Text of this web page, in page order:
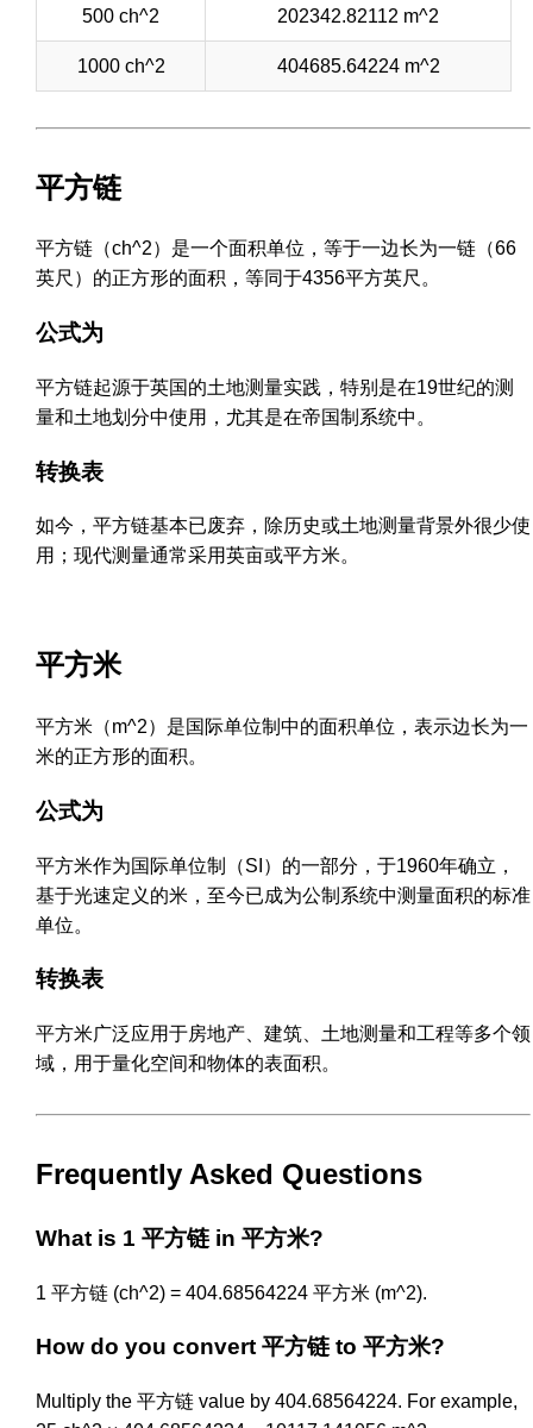
500 ch^2 202342.82112 m^2
1000 ch^2 404685.64224 m^2
平方链
平方链（ch^2）是一个面积单位，等于一边长为一链（66
英尺）的正方形的面积，等同于4356平方英尺。
公式为
平方链起源于英国的土地测量实践，特别是在19世纪的测
量和土地划分中使用，尤其是在帝国制系统中。
转换表
如今，平方链基本已废弃，除历史或土地测量背景外很少使
用；现代测量通常采用英亩或平方米。
平方米
平方米（m^2）是国际单位制中的面积单位，表示边长为一
米的正方形的面积。
公式为
平方米作为国际单位制（SI）的一部分，于1960年确立，
基于光速定义的米，至今已成为公制系统中测量面积的标准
单位。
转换表
平方米广泛应用于房地产、建筑、土地测量和工程等多个领
域，用于量化空间和物体的表面积。
Frequently Asked Questions
What is 1 平方链 in 平方米?
1 平方链 (ch^2) = 404.68564224 平方米 (m^2).
How do you convert 平方链 to 平方米?
Multiply the 平方链 value by 404.68564224. For example,